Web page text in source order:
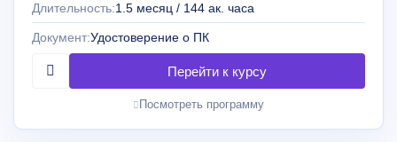
Длительность:1.5 месяц / 144 ак. часа
Документ:Удостоверение о ПК
Посмотреть программу